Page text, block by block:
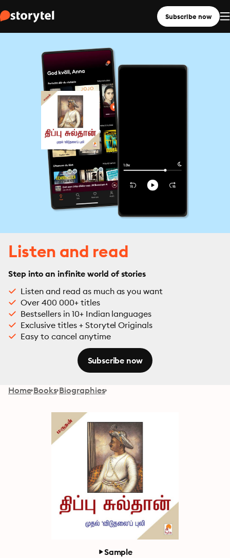
Subscribe now
Listen and read
Step into an infinite world of stories
Listen and read as much as you want
Over 400 000+ titles
Bestsellers in 10+ Indian languages
Exclusive titles + Storytel Originals
Easy to cancel anytime
Subscribe now
Home Books Biographies
Sample